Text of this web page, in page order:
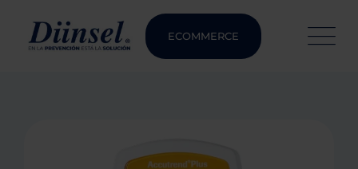
ECOMMERCE